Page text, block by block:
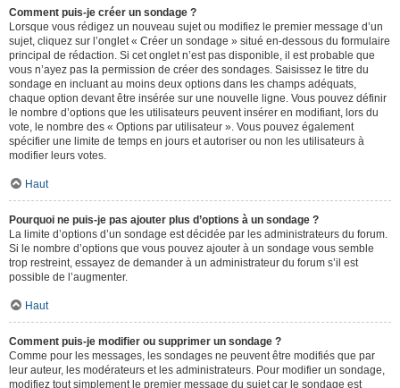
Comment puis-je créer un sondage ?
Lorsque vous rédigez un nouveau sujet ou modifiez le premier message d’un
sujet, cliquez sur l’onglet « Créer un sondage » situé en-dessous du formulaire
principal de rédaction. Si cet onglet n’est pas disponible, il est probable que
vous n’ayez pas la permission de créer des sondages. Saisissez le titre du
sondage en incluant au moins deux options dans les champs adéquats,
chaque option devant être insérée sur une nouvelle ligne. Vous pouvez définir
le nombre d’options que les utilisateurs peuvent insérer en modifiant, lors du
vote, le nombre des « Options par utilisateur ». Vous pouvez également
spécifier une limite de temps en jours et autoriser ou non les utilisateurs à
modifier leurs votes.
Haut
Pourquoi ne puis-je pas ajouter plus d’options à un sondage ?
La limite d’options d’un sondage est décidée par les administrateurs du forum.
Si le nombre d’options que vous pouvez ajouter à un sondage vous semble
trop restreint, essayez de demander à un administrateur du forum s’il est
possible de l’augmenter.
Haut
Comment puis-je modifier ou supprimer un sondage ?
Comme pour les messages, les sondages ne peuvent être modifiés que par
leur auteur, les modérateurs et les administrateurs. Pour modifier un sondage,
modifiez tout simplement le premier message du sujet car le sondage est